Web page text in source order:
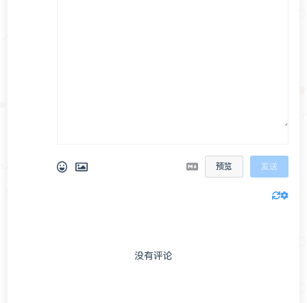
预览 发送
没有评论